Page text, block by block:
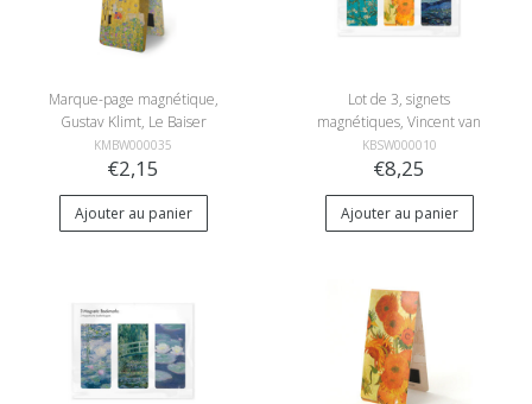
Marque-page magnétique,
Gustav Klimt, Le Baiser
KMBW000035
€2,15
Ajouter au panier
Lot de 3, signets
magnétiques, Vincent van
Gogh
KBSW000010
€8,25
Ajouter au panier